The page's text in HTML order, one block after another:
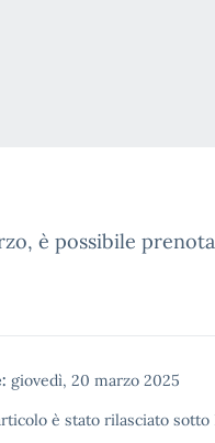
è possibile
giovedì, 20 marzo 2025
è stato rilasciato sotto